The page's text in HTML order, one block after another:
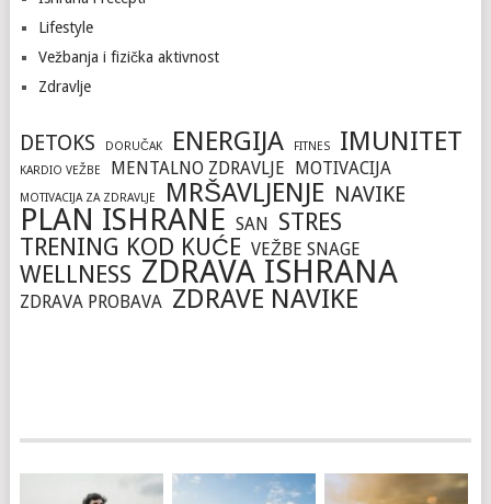
Lifestyle
Vežbanja i fizička aktivnost
Zdravlje
DETOKS DORUČAK ENERGIJA FITNES IMUNITET
KARDIO VEŽBE MENTALNO ZDRAVLJE MOTIVACIJA
MOTIVACIJA ZA ZDRAVLJE MRŠAVLJENJE NAVIKE
PLAN ISHRANE SAN STRES
TRENING KOD KUĆE VEŽBE SNAGE
WELLNESS ZDRAVA ISHRANA
ZDRAVA PROBAVA ZDRAVE NAVIKE